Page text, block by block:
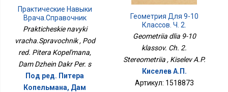
Практические Навыки
Врача.Справочник
Prakticheskie navyki
vracha.Spravochnik , Pod
red. Pitera Kopel'mana,
Dam Dzhein Dakr Per. s
Под ред. Питера
Копельмана, Дам
Геометрия Для 9-10
Классов. Ч. 2.
Стереометрия
Geometriia dlia 9-10
klassov. Ch. 2.
Stereometriia , Kiselev A.P.
Киселев А.П.
Артикул: 1518873